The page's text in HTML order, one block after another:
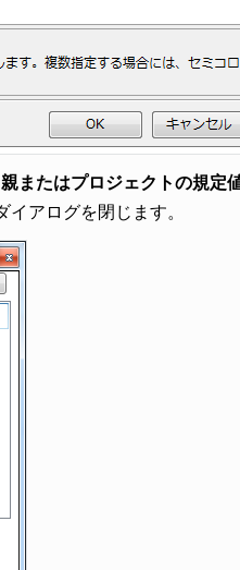
親またはプロジェクトの規定
アログを閉じます。